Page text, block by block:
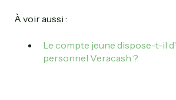
À voir aussi :
Le compte jeune dispose-t-il
personnel Veracash ?